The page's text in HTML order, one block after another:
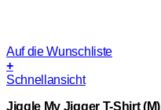
Auf die Wunschliste
+
Schnellansicht
Jiggle My Jigger T-Shirt (M)